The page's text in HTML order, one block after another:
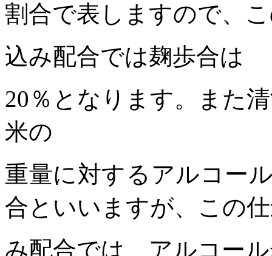
割合で表しますので、
込み配合では麹歩合は
20 ％となります。また
米の
重量に対するアルコー
合といいますが、この
み配合では、アルコー